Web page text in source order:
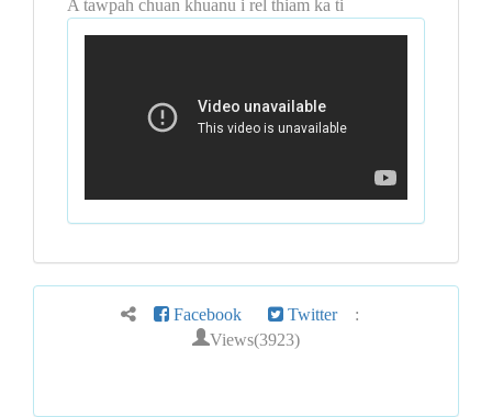
A tawpah chuan khuanu i rel thiam ka ti
Facebook Twitter :
Views(3923)